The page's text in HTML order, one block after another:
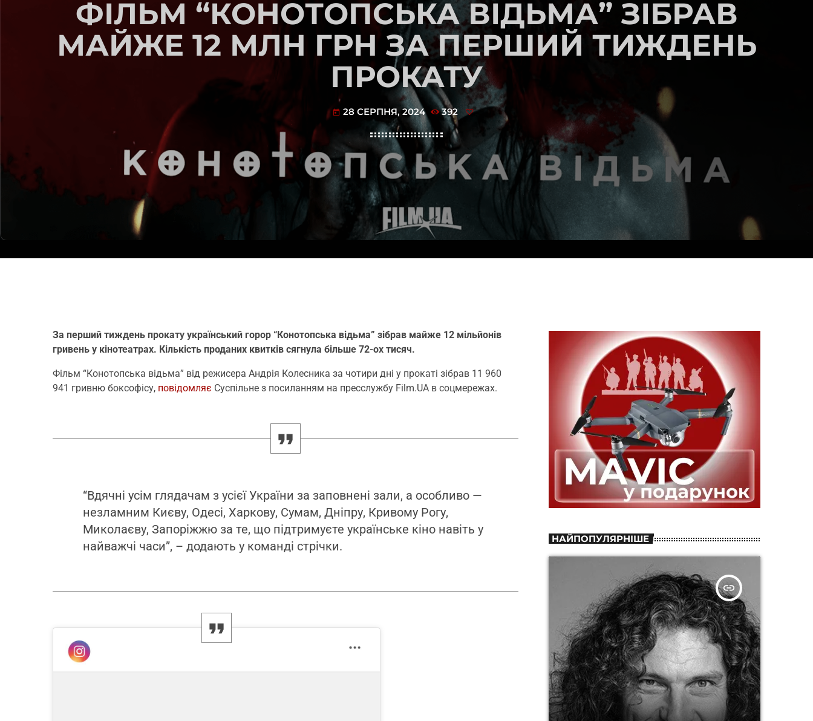
ФІЛЬМ “КОНОТОПСЬКА ВІДЬМА” ЗІБРАВ
МАЙЖЕ 12 МЛН ГРН ЗА ПЕРШИЙ ТИЖДЕНЬ
ПРОКАТУ
today 28 СЕРПНЯ, 2024 392
За перший тиждень прокату український горор “Конотопська відьма” зібрав майже 12 мільйонів
гривень у кінотеатрах. Кількість проданих квитків сягнула більше 72-ох тисяч.
Фільм “Конотопська відьма” від режисера Андрія Колесника за чотири дні у прокаті зібрав 11 960
941 гривню боксофісу, повідомляє Суспільне з посиланням на пресслужбу Film.UA в соцмережах.
“Вдячні усім глядачам з усієї України за заповнені зали, а особливо —
незламним Києву, Одесі, Харкову, Сумам, Дніпру, Кривому Рогу,
Миколаєву, Запоріжжю за те, що підтримуєте українське кіно навіть у
найважчі часи”, – додають у команді стрічки.
НАЙПОПУЛЯРНІШЕ
insert_link